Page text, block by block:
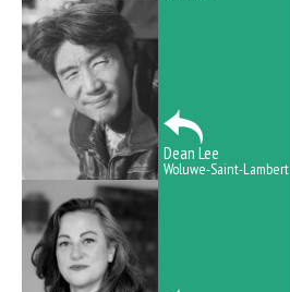
Dean Lee
Woluwe-Saint-Lambert